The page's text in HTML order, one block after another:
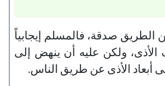
الطريق صدقة، فالمسلم إيجابياً
الأذى، ولكن عليه أن ينهض إلى
أبعاد الأذى عن طريق الناس.